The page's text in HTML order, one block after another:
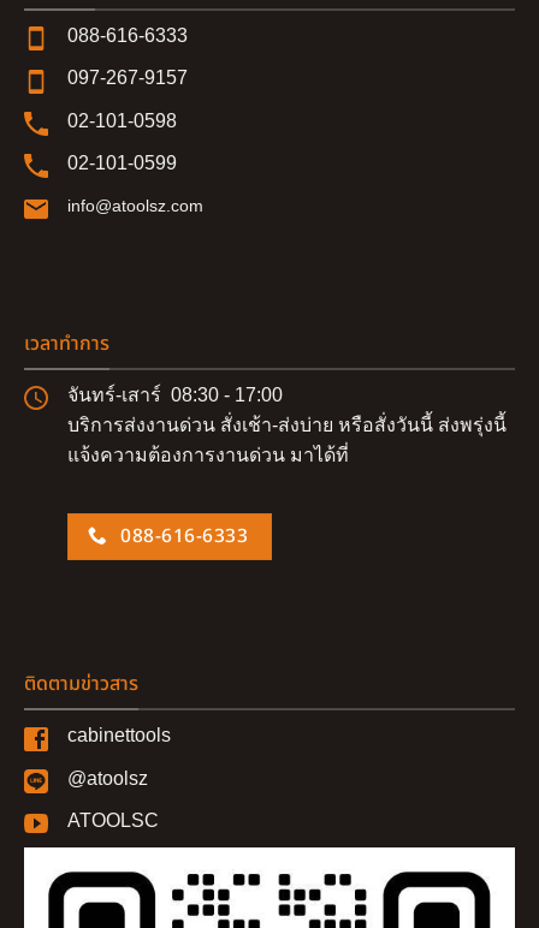
088-616-6333
097-267-9157
02-101-0598
02-101-0599
info@atoolsz.com
เวลาทำการ
จันทร์-เสาร์ 08:30 - 17:00
บริการส่งงานด่วน สั่งเช้า-ส่งบ่าย หรือสั่งวันนี้ ส่งพรุ่งนี้
แจ้งความต้องการงานด่วน มาได้ที่
088-616-6333
ติดตามข่าวสาร
cabinettools
@atoolsz
ATOOLSC